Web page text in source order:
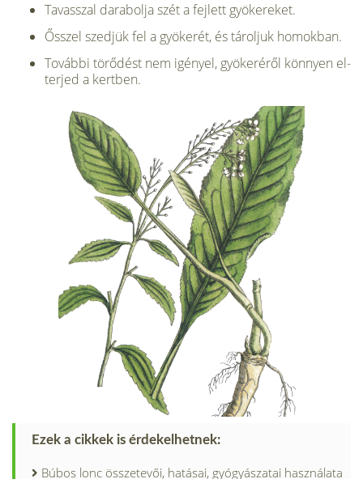
Tavasszal dara­bolja szét a fejlett gyökereket.
Ősszel szedjük fel a gyökerét, és tároljuk homokban.
További törődést nem igé­nyel, gyökeréről könnyen el­
terjed a kertben.
Ezek a cikkek is érdekelhetnek:
Búbos lonc összetevői, hatásai, gyógyászatai használata